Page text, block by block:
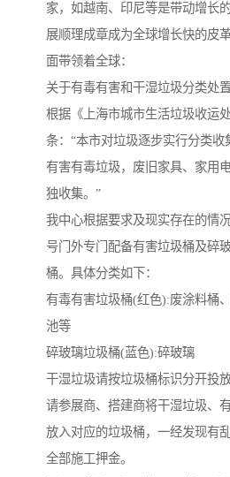
家，如越南、印尼等是带动增长
展顺理成章成为全球增长快的皮
面带领着全球：
关于有毒有害和干湿垃圾分类处
根据《上海市城市生活垃圾收运
条：“本市对垃圾逐步实行分类收
有害有毒垃圾，废旧家具、家用
独收集。”
我中心根据要求及现实存在的情
号门外专门配备有害垃圾桶及碎
桶。具体分类如下：
有毒有害垃圾桶(红色):废涂料桶
池等
碎玻璃垃圾桶(蓝色):碎玻璃
干湿垃圾请按垃圾桶标识分开投
请参展商、搭建商将干湿垃圾、
放入对应的垃圾桶，一经发现有
全部施工押金。